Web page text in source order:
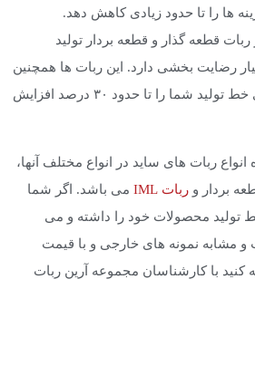
ها را تا حدود زیادی کاهش دهد.
قطعه گذار و قطعه بردار تولید
رضایت بخشی دارد. این ربات ها همچنین
می توانند میزان سودآوری خط تولید شما را تا حدود ۳۰ درصد افزایش
انواع ربات های ساید در انواع مختلف آنها،
بردار و ربات IML
می باشد. اگر شما
تولید محصولات خود را داشته و می
و مشابه نمونه های خارجی و با قیمت
کنید با کارشناسان مجموعه آرین ربات